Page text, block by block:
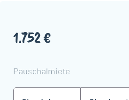
1.752 €
Pauschalmiete